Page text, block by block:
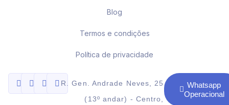
Blog
Termos e condições
Política de privacidade
R. Gen. Andrade Neves, 25
(13º andar) - Centro,
Whatsapp
Operacional